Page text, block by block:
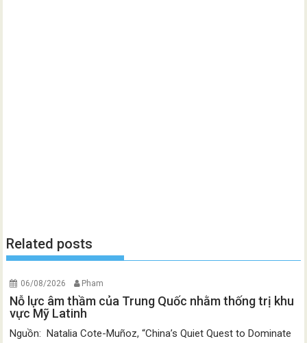
Related posts
06/08/2026 Pham
Nỗ lực âm thầm của Trung Quốc nhằm thống trị khu
vực Mỹ Latinh
Nguồn: Natalia Cote-Muñoz, “China’s Quiet Quest to Dominate